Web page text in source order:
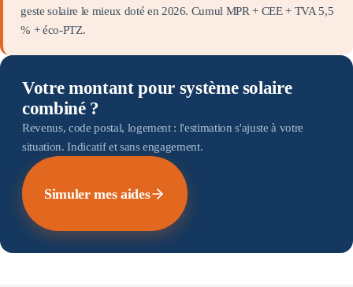
geste solaire le mieux doté en 2026. Cumul MPR + CEE + TVA 5,5
% + éco-PTZ.
Votre montant pour système solaire
combiné ?
Revenus, code postal, logement : l'estimation s'ajuste à votre
situation. Indicatif et sans engagement.
Simuler mes aides